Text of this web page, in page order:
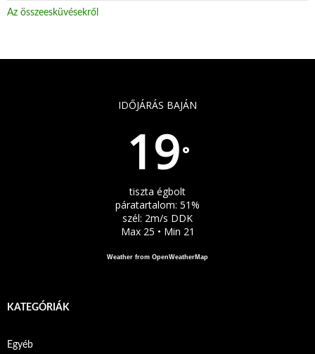
Az összeesküvésekről
IDŐJÁRÁS BAJÁN
19°
tiszta égbolt
páratartalom: 51%
szél: 2m/s DDK
Max 25 • Min 21
Weather from OpenWeatherMap
KATEGÓRIÁK
Egyéb